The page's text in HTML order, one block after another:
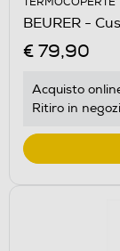
BEURER -
€ 79,90
Acquisto
Ritiro in